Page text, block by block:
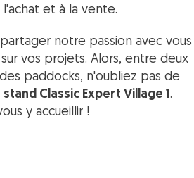
et à la vente.
notre passion avec vous
vos projets. Alors, entre deux
paddocks, n'oubliez pas de
stand Classic Expert Village 1.
y accueillir !